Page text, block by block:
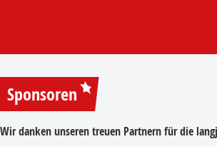
Sponsoren
Wir danken unseren treuen Partnern für die